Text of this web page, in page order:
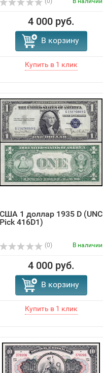
4 000 руб.
В корзину
США 1 доллар 1935 D (UNC
Pick 416D1)
(0) В наличии
4 000 руб.
В корзину